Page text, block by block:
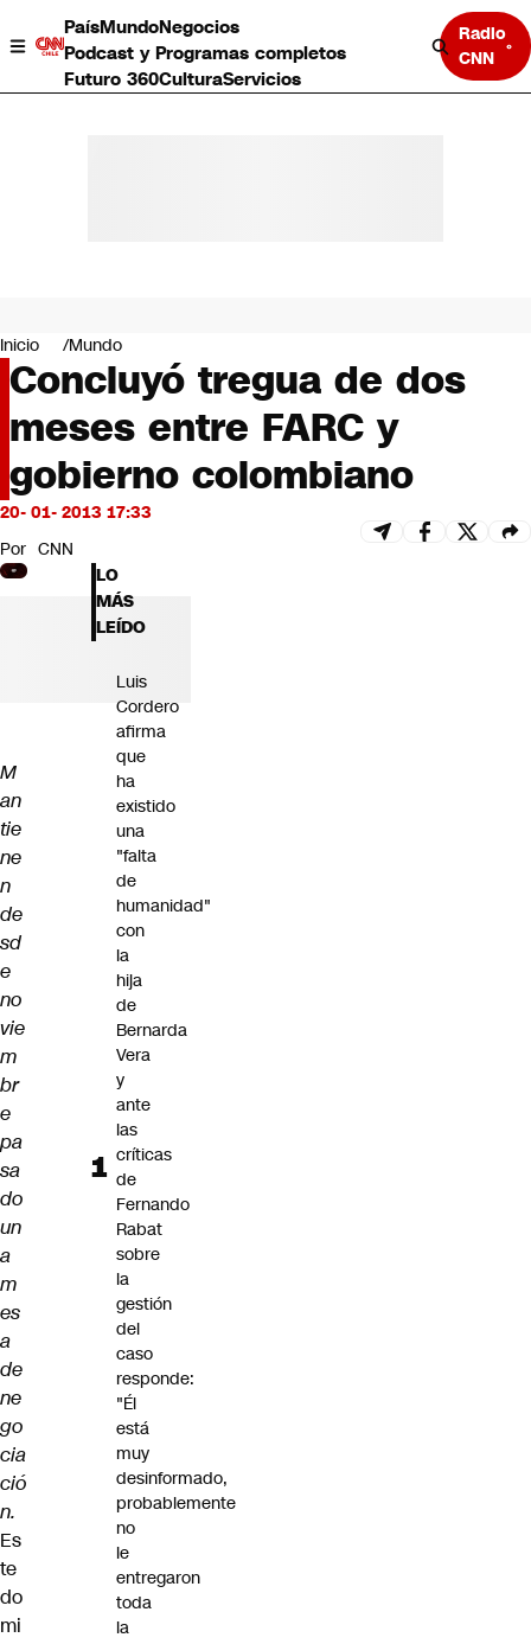
PaísMundoNegocios
Podcast y Programas completos
Futuro 360CulturaServicios
Radio
CNN
Negocios
Deportes
Programas completos
Cultura
Servicios
Bits
CNN Data
CNN tiempo
Futuro 360
Opinión
Inicio Mundo
Concluyó tregua de dos
meses entre FARC y
gobierno colombiano
20- 01- 2013 17:33
Por CNN
M
an
tie
ne
n
de
sd
e
no
vie
m
br
e
pa
sa
do
un
a
m
es
a
de
ne
go
cia
ció
n.
Es
te
do
mi
LO
MÁS
LEÍDO
Luis
Cordero
afirma
que
ha
existido
una
"falta
de
humanidad"
con
la
hija
de
Bernarda
Vera
y
ante
las
críticas
de
Fernando
Rabat
sobre
la
gestión
del
caso
responde:
"Él
está
muy
desinformado,
probablemente
no
le
entregaron
toda
la